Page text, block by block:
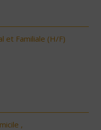
et Familiale (H/F)
,